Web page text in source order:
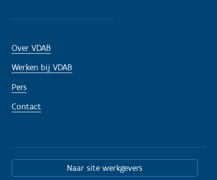
Over VDAB
Werken bij VDAB
Pers
Contact
Naar site werkgevers